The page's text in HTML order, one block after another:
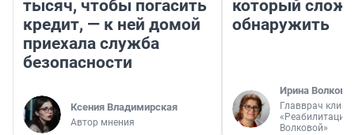
тысяч, чтобы погасить
кредит, — к ней домой
приехала служба
безопасности
Ксения Владимирская
Автор мнения
который
обнаружить
Ирина Волкова
Главврач
«Реабилитация
Волковой»